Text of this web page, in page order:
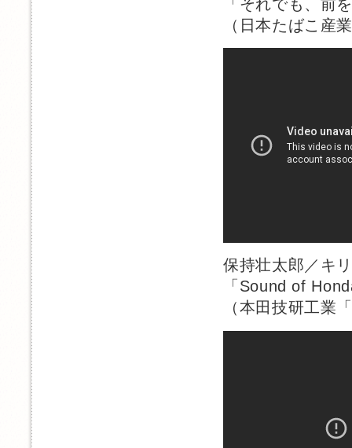
「それでも、前
（日本たばこ産
保持壮太郎／キ
「Sound of
（本田技研工業